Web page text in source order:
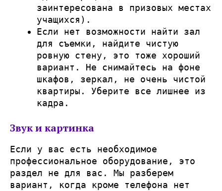
заинтересована в призовых местах
учащихся).
Если нет возможности найти зал
для съемки, найдите чистую
ровную стену, это тоже хороший
вариант. Не снимайтесь на фоне
шкафов, зеркал, не очень чистой
квартиры. Уберите все лишнее из
кадра.
Звук и картинка
Если у вас есть необходимое
профессиональное оборудование, это
раздел не для вас. Мы разберем
вариант, когда кроме телефона нет